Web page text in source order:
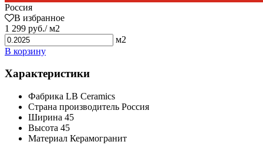
Россия
В избранное
1 299 руб./ м2
м2
В корзину
Характеристики
Фабрика LB Ceramics
Страна производитель Россия
Ширина 45
Высота 45
Материал Керамогранит